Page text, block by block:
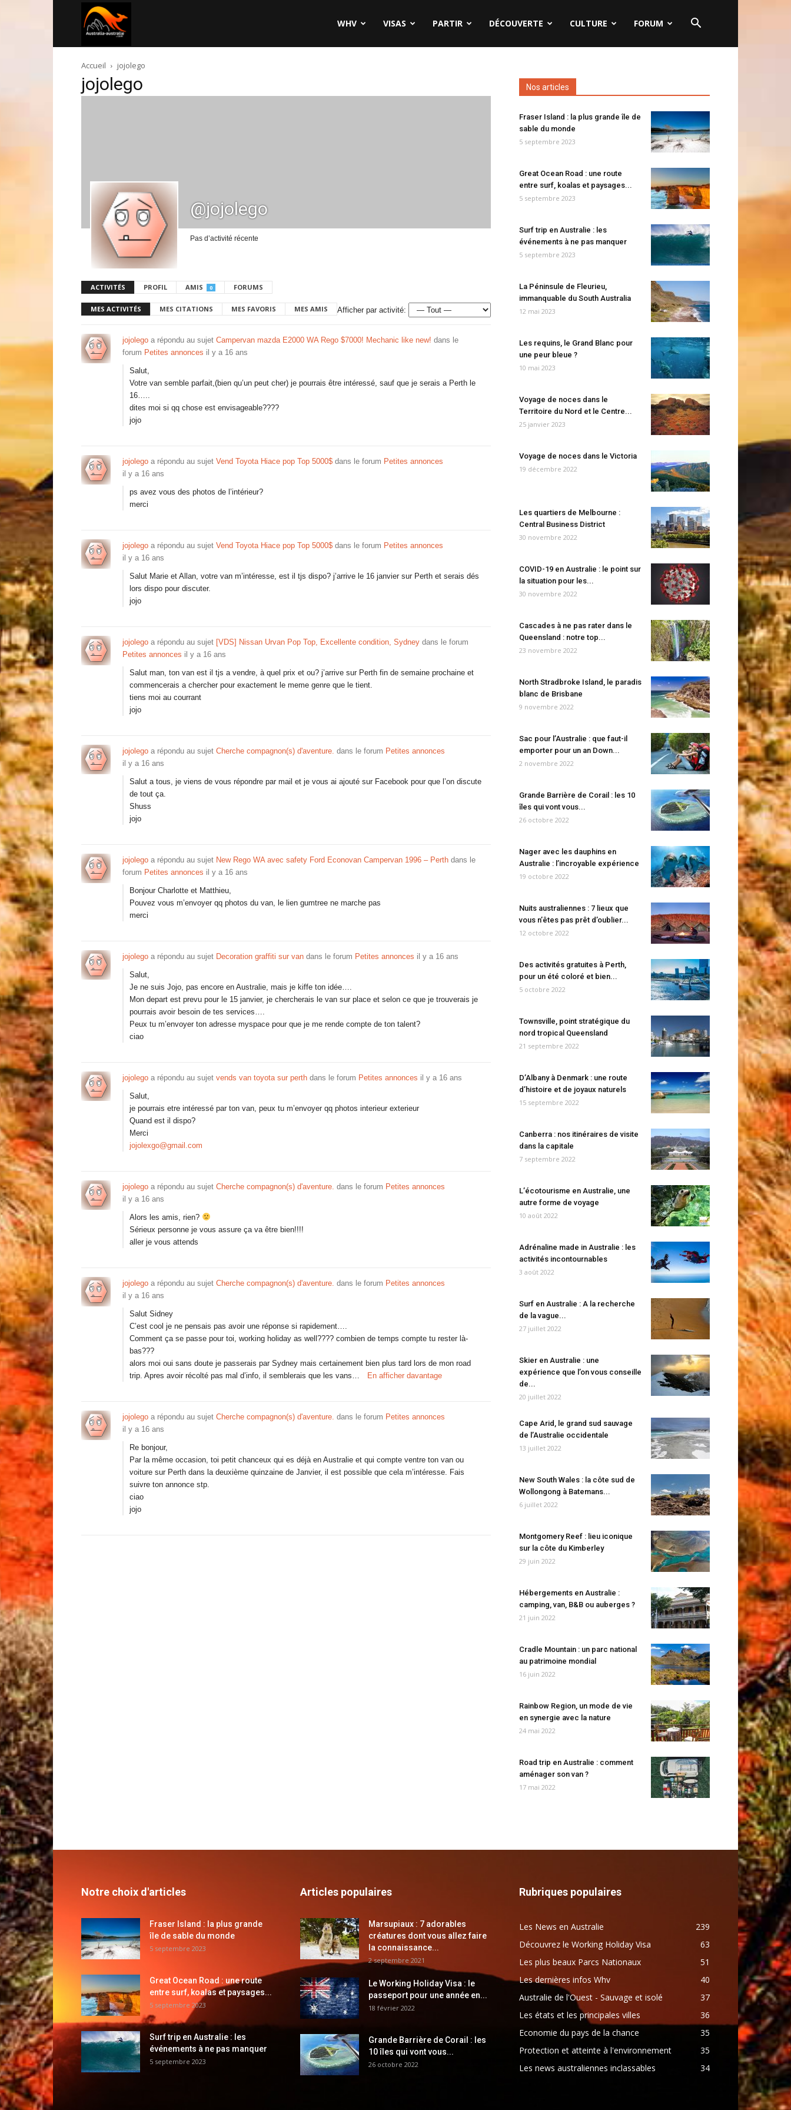
australie.com
WHV VISAS PARTIR DÉCOUVERTE CULTURE FORUM
Accueil jojolego
jojolego
@jojolego
Pas d’activité récente
ACTIVITÉS PROFIL AMIS 0 FORUMS
MES ACTIVITÉS MES CITATIONS MES FAVORIS MES AMIS Afficher par activité:
jojolego a répondu au sujet Campervan mazda E2000 WA Rego $7000! Mechanic like new! dans le
forum Petites annonces il y a 16 ans
Salut,
Votre van semble parfait,(bien qu’un peut cher) je pourrais être intéressé, sauf que je serais a Perth le
16…..
dites moi si qq chose est envisageable????
jojo
jojolego a répondu au sujet Vend Toyota Hiace pop Top 5000$ dans le forum Petites annonces
il y a 16 ans
ps avez vous des photos de l’intérieur?
merci
jojolego a répondu au sujet Vend Toyota Hiace pop Top 5000$ dans le forum Petites annonces
il y a 16 ans
Salut Marie et Allan, votre van m’intéresse, est il tjs dispo? j’arrive le 16 janvier sur Perth et serais dés
lors dispo pour discuter.
jojo
jojolego a répondu au sujet [VDS] Nissan Urvan Pop Top, Excellente condition, Sydney dans le forum
Petites annonces il y a 16 ans
Salut man, ton van est il tjs a vendre, à quel prix et ou? j’arrive sur Perth fin de semaine prochaine et
commencerais a chercher pour exactement le meme genre que le tient.
tiens moi au courrant
jojo
jojolego a répondu au sujet Cherche compagnon(s) d'aventure. dans le forum Petites annonces
il y a 16 ans
Salut a tous, je viens de vous répondre par mail et je vous ai ajouté sur Facebook pour que l’on discute
de tout ça.
Shuss
jojo
jojolego a répondu au sujet New Rego WA avec safety Ford Econovan Campervan 1996 – Perth dans le
forum Petites annonces il y a 16 ans
Bonjour Charlotte et Matthieu,
Pouvez vous m’envoyer qq photos du van, le lien gumtree ne marche pas
merci
jojolego a répondu au sujet Decoration graffiti sur van dans le forum Petites annonces il y a 16 ans
Salut,
Je ne suis Jojo, pas encore en Australie, mais je kiffe ton idée….
Mon depart est prevu pour le 15 janvier, je chercherais le van sur place et selon ce que je trouverais je
pourrais avoir besoin de tes services….
Peux tu m’envoyer ton adresse myspace pour que je me rende compte de ton talent?
ciao
jojolego a répondu au sujet vends van toyota sur perth dans le forum Petites annonces il y a 16 ans
Salut,
je pourrais etre intéressé par ton van, peux tu m’envoyer qq photos interieur exterieur
Quand est il dispo?
Merci
jojolexgo@gmail.com
jojolego a répondu au sujet Cherche compagnon(s) d'aventure. dans le forum Petites annonces
il y a 16 ans
Alors les amis, rien?
Sérieux personne je vous assure ça va être bien!!!!
aller je vous attends
jojolego a répondu au sujet Cherche compagnon(s) d'aventure. dans le forum Petites annonces
il y a 16 ans
Salut Sidney
C’est cool je ne pensais pas avoir une réponse si rapidement….
Comment ça se passe pour toi, working holiday as well???? combien de temps compte tu rester là-
bas???
alors moi oui sans doute je passerais par Sydney mais certainement bien plus tard lors de mon road
trip. Apres avoir récolté pas mal d’info, il semblerais que les vans…
En afficher davantage
jojolego a répondu au sujet Cherche compagnon(s) d'aventure. dans le forum Petites annonces
il y a 16 ans
Re bonjour,
Par la même occasion, toi petit chanceux qui es déjà en Australie et qui compte ventre ton van ou
voiture sur Perth dans la deuxième quinzaine de Janvier, il est possible que cela m’intéresse. Fais
suivre ton annonce stp.
ciao
jojo
Nos articles
Fraser Island : la plus grande île de
sable du monde
5 septembre 2023
Great Ocean Road : une route
entre surf, koalas et paysages...
5 septembre 2023
Surf trip en Australie : les
événements à ne pas manquer
5 septembre 2023
La Péninsule de Fleurieu,
immanquable du South Australia
12 mai 2023
Les requins, le Grand Blanc pour
une peur bleue ?
10 mai 2023
Voyage de noces dans le
Territoire du Nord et le Centre...
25 janvier 2023
Voyage de noces dans le Victoria
19 décembre 2022
Les quartiers de Melbourne :
Central Business District
30 novembre 2022
COVID-19 en Australie : le point sur
la situation pour les...
30 novembre 2022
Cascades à ne pas rater dans le
Queensland : notre top...
23 novembre 2022
North Stradbroke Island, le paradis
blanc de Brisbane
9 novembre 2022
Sac pour l’Australie : que faut-il
emporter pour un an Down...
2 novembre 2022
Grande Barrière de Corail : les 10
îles qui vont vous...
26 octobre 2022
Nager avec les dauphins en
Australie : l’incroyable expérience
19 octobre 2022
Nuits australiennes : 7 lieux que
vous n’êtes pas prêt d’oublier...
12 octobre 2022
Des activités gratuites à Perth,
pour un été coloré et bien...
5 octobre 2022
Townsville, point stratégique du
nord tropical Queensland
21 septembre 2022
D’Albany à Denmark : une route
d’histoire et de joyaux naturels
15 septembre 2022
Canberra : nos itinéraires de visite
dans la capitale
7 septembre 2022
L’écotourisme en Australie, une
autre forme de voyage
10 août 2022
Adrénaline made in Australie : les
activités incontournables
3 août 2022
Surf en Australie : A la recherche
de la vague...
27 juillet 2022
Skier en Australie : une
expérience que l’on vous conseille
de...
20 juillet 2022
Cape Arid, le grand sud sauvage
de l’Australie occidentale
13 juillet 2022
New South Wales : la côte sud de
Wollongong à Batemans...
6 juillet 2022
Montgomery Reef : lieu iconique
sur la côte du Kimberley
29 juin 2022
Hébergements en Australie :
camping, van, B&B ou auberges ?
21 juin 2022
Cradle Mountain : un parc national
au patrimoine mondial
16 juin 2022
Rainbow Region, un mode de vie
en synergie avec la nature
24 mai 2022
Road trip en Australie : comment
aménager son van ?
17 mai 2022
Notre choix d'articles
Fraser Island : la plus grande
île de sable du monde
5 septembre 2023
Great Ocean Road : une route
entre surf, koalas et paysages...
5 septembre 2023
Surf trip en Australie : les
événements à ne pas manquer
5 septembre 2023
Articles populaires
Marsupiaux : 7 adorables
créatures dont vous allez faire
la connaissance...
2 septembre 2021
Le Working Holiday Visa : le
passeport pour une année en...
18 février 2022
Grande Barrière de Corail : les
10 îles qui vont vous...
26 octobre 2022
Rubriques populaires
Les News en Australie
239
Découvrez le Working Holiday Visa
63
Les plus beaux Parcs Nationaux
51
Les dernières infos Whv
40
Australie de l'Ouest - Sauvage et isolé
37
Les états et les principales villes
36
Economie du pays de la chance
35
Protection et atteinte à l'environnement
35
Les news australiennes inclassables
34